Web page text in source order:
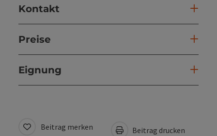
Kontakt
Preise
Eignung
Beitrag merken Beitrag drucken